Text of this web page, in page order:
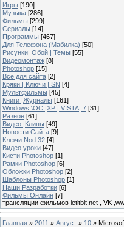
Игры [190]
Музыка [286]
Фильмы [299]
Сериалы [14]
Программы [467]
Для Телефона (Мабилка) [50]
Рисунки| Обой | Темы [55]
Видеомонтаж [8]
Photoshop [15]
Всё для сайта [2]
Кряки | Kлючи | SN [4]
Мультфильмы [45]
Книги |Журналы [161]
Windows \OC |XP | VISTA| 7 [31]
Разное [61]
Видео |Клипы [49]
Новости Сайта [9]
Ключи Nod 32 [4]
Видео уроки [47]
Кисти Photoshop [1]
Рамки Photoshop [6]
Обложки Photoshop [2]
Шаблоны Photoshop [1]
Наши Разработки [6]
Фильмы Онлайн [7]
трансляции фильмов letitbit.net , VK
Главная » 2011 » Август » 10 »